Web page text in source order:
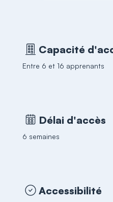
Capacité
Entre 6 et 16 apprenants
Délai d'accès
6 semaines
Accessibilité